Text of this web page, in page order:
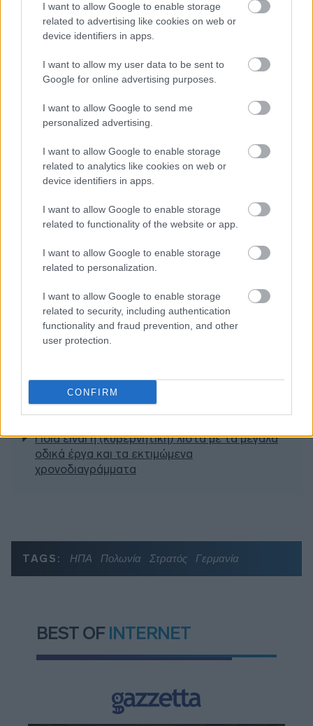
I want to allow Google to enable storage
related to advertising like cookies on web or
device identifiers in apps.
I want to allow my user data to be sent to
Google for online advertising purposes.
I want to allow Google to send me
personalized advertising.
I want to allow Google to enable storage
related to analytics like cookies on web or
device identifiers in apps.
I want to allow Google to enable storage
related to functionality of the website or app.
I want to allow Google to enable storage
related to personalization.
I want to allow Google to enable storage
related to security, including authentication
functionality and fraud prevention, and other
user protection.
CONFIRM
Ακολουθήστε τοinsider.gr στο Google Newsκαι μάθετε
πρώτοι όλες τις
ειδήσειςαπό την Ελλάδα και τον κόσμο.
Διαβάζονται αυτή τη στιγμή
Η γαλάζια «θετική ατζέντα» στο δρόμο για το
2027 - Το παράπονο της Καρυστιανού - Στον
Πυρόπληκτοι: Τι σημαίνουν τα «πράσινα»,
«κίτρινα» και «κόκκινα» σπίτια για τις
αποζημιώσεις
Ποια είναι η (κυβερνητική) λίστα με τα μεγάλα
οδικά έργα και τα εκτιμώμενα
χρονοδιαγράμματα
TAGS: ΗΠΑ Πολωνία Στρατός Γερμανία
BEST OF INTERNET